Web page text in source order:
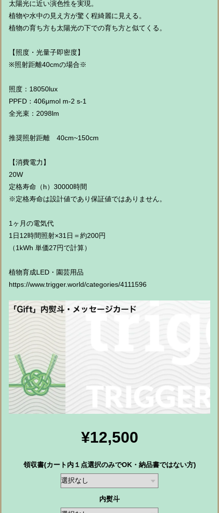
太陽光に近い演色性を実現。
植物や水中の見え方が驚く程綺麗に見える。
植物の育ち方も太陽光の下での育ち方と似てくる。
【照度・光量子即密度】
※照射距離40cmの場合※
照度：18050lux
PPFD：406μmol m-2 s-1
全光束：2098lm
推奨照射距離 40cm~150cm
【消費電力】
20W
定格寿命（h）30000時間
※定格寿命は設計値であり保証値ではありません。
1ヶ月の電気代
1日12時間照射×31日＝約200円
（1kWh 単価27円で計算）
植物育成LED・園芸用品
https://www.trigger.world/categories/4111596
¥12,500
領収書(カート内１点選択のみでOK・納品書ではない方)
内熨斗